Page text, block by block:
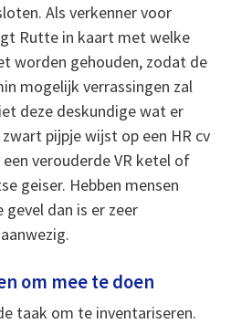
Als verkenner voor
Rutte in kaart met welke
worden gehouden, zodat de
mogelijk verrassingen zal
deze deskundige wat er
pijpje wijst op een HR cv
verouderde VR ketel of
geiser. Hebben mensen
dan is er zeer
om mee te doen
taak om te inventariseren.